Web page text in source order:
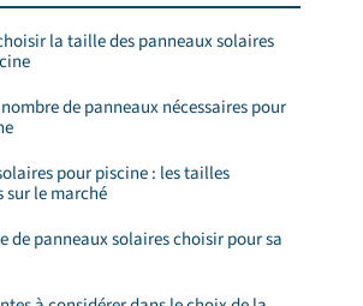
la taille des panneaux solaires
de panneaux nécessaires pour
pour piscine : les tailles
sur le marché
de panneaux solaires choisir pour sa